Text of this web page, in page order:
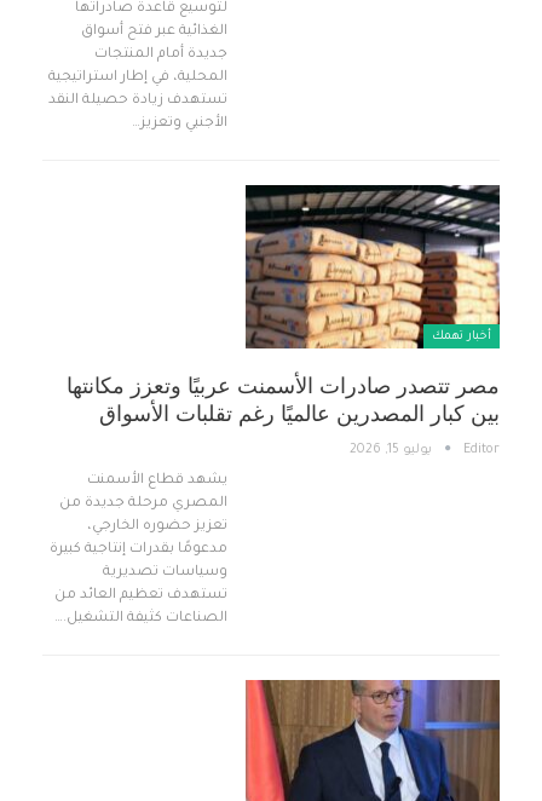
لتوسيع قاعدة صادراتها
الغذائية عبر فتح أسواق
جديدة أمام المنتجات
المحلية، في إطار استراتيجية
تستهدف زيادة حصيلة النقد
الأجنبي وتعزيز…
أخبار تهمك
مصر تتصدر صادرات الأسمنت عربيًا وتعزز مكانتها
بين كبار المصدرين عالميًا رغم تقلبات الأسواق
Editor يوليو 15, 2026
يشهد قطاع الأسمنت
المصري مرحلة جديدة من
تعزيز حضوره الخارجي،
مدعومًا بقدرات إنتاجية كبيرة
وسياسات تصديرية
تستهدف تعظيم العائد من
الصناعات كثيفة التشغيل.…